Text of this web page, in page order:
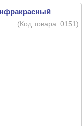
(Код товара: 0151)